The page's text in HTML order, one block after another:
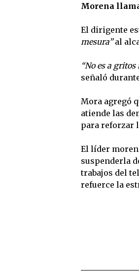
Morena
El dirigente
mesura”al
“No es a
señaló
Mora agregó
atiende las
para reforzar
El líder
suspenderla
trabajos del
refuerce la